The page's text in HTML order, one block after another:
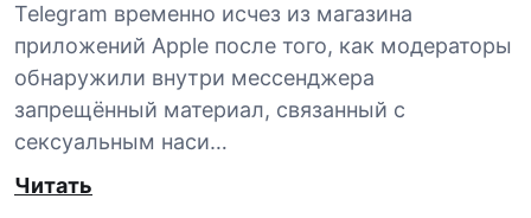
Telegram временно исчез из магазина
приложений Apple после того, как модераторы
обнаружили внутри мессенджера
запрещённый материал, связанный с
сексуальным наси…
Читать